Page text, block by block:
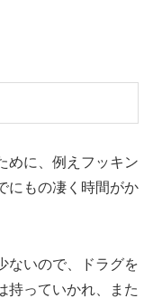
めに、例えフッキン
にもの凄く時間がか
ないので、ドラグを
持っていかれ、また